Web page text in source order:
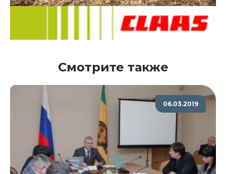
Смотрите также
06.03.2019